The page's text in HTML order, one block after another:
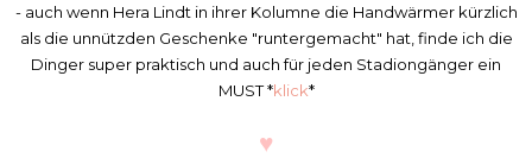
- auch wenn Hera Lindt in ihrer Kolumne die Handwärmer kürzlich
als die unnützden Geschenke "runtergemacht" hat, finde ich die
Dinger super praktisch und auch für jeden Stadiongänger ein
MUST *klick*
♥